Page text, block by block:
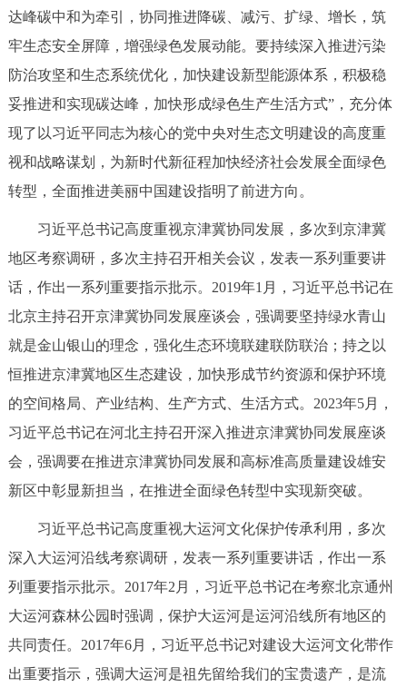
ENGLISH 한국어 日本語
ESPAÑOL العربية PORTUGUÊS
ITALIANO
回到顶部
达峰碳中和为牵引，协同推进降碳、减污、扩绿、增长，筑
牢生态安全屏障，增强绿色发展动能。要持续深入推进污染
防治攻坚和生态系统优化，加快建设新型能源体系，积极稳
妥推进和实现碳达峰，加快形成绿色生产生活方式”，充分体
现了以习近平同志为核心的党中央对生态文明建设的高度重
视和战略谋划，为新时代新征程加快经济社会发展全面绿色
转型，全面推进美丽中国建设指明了前进方向。
习近平总书记高度重视京津冀协同发展，多次到京津冀
地区考察调研，多次主持召开相关会议，发表一系列重要讲
话，作出一系列重要指示批示。2019年1月，习近平总书记在
北京主持召开京津冀协同发展座谈会，强调要坚持绿水青山
就是金山银山的理念，强化生态环境联建联防联治；持之以
恒推进京津冀地区生态建设，加快形成节约资源和保护环境
的空间格局、产业结构、生产方式、生活方式。2023年5月，
习近平总书记在河北主持召开深入推进京津冀协同发展座谈
会，强调要在推进京津冀协同发展和高标准高质量建设雄安
新区中彰显新担当，在推进全面绿色转型中实现新突破。
习近平总书记高度重视大运河文化保护传承利用，多次
深入大运河沿线考察调研，发表一系列重要讲话，作出一系
列重要指示批示。2017年2月，习近平总书记在考察北京通州
大运河森林公园时强调，保护大运河是运河沿线所有地区的
共同责任。2017年6月，习近平总书记对建设大运河文化带作
出重要指示，强调大运河是祖先留给我们的宝贵遗产，是流